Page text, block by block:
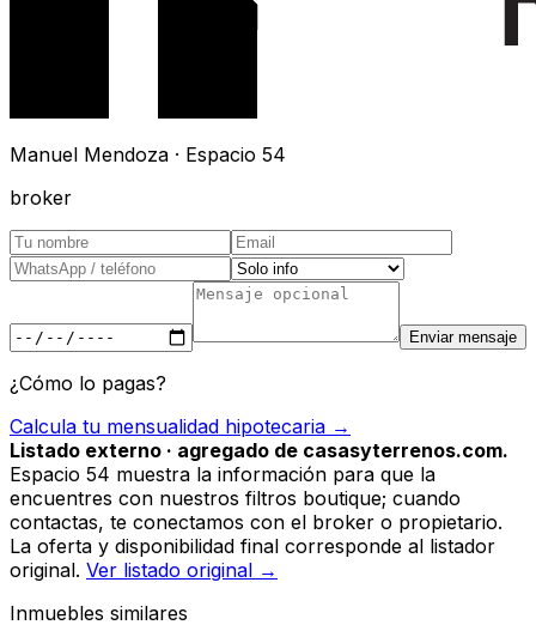
Manuel Mendoza · Espacio 54
broker
Enviar mensaje
¿Cómo lo pagas?
Calcula tu mensualidad hipotecaria →
Listado externo · agregado de casasyterrenos.com.
Espacio 54 muestra la información para que la
encuentres con nuestros filtros boutique; cuando
contactas, te conectamos con el broker o propietario.
La oferta y disponibilidad final corresponde al listador
original. Ver listado original →
Inmuebles similares